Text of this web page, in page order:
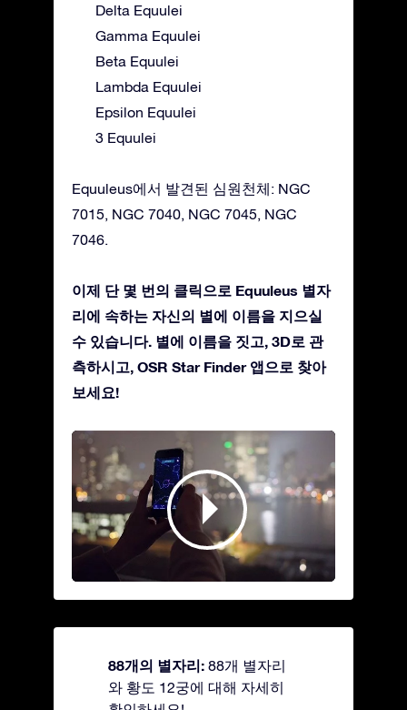
Delta Equulei
Gamma Equulei
Beta Equulei
Lambda Equulei
Epsilon Equulei
3 Equulei
Equuleus에서 발견된 심원천체: NGC
7015, NGC 7040, NGC 7045, NGC
7046.
이제 단 몇 번의 클릭으로 Equuleus 별자
리에 속하는 자신의 별에 이름을 지으실
수 있습니다. 별에 이름을 짓고, 3D로 관
측하시고, OSR Star Finder 앱으로 찾아
보세요!
88개의 별자리: 88개 별자리
와 황도 12궁에 대해 자세히